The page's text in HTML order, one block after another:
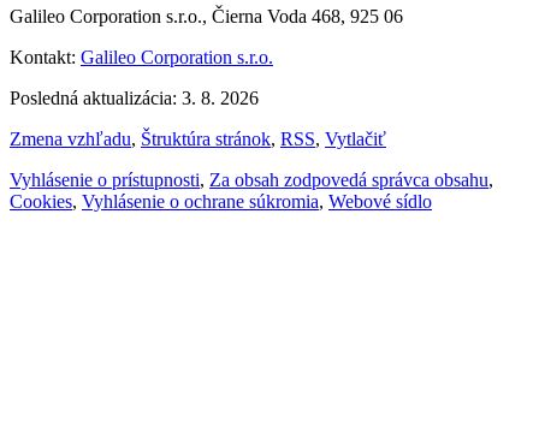
Galileo Corporation s.r.o., Čierna Voda 468, 925 06
Kontakt: Galileo Corporation s.r.o.
Posledná aktualizácia: 3. 8. 2026
Zmena vzhľadu, Štruktúra stránok, RSS, Vytlačiť
Vyhlásenie o prístupnosti, Za obsah zodpovedá správca obsahu,
Cookies, Vyhlásenie o ochrane súkromia, Webové sídlo